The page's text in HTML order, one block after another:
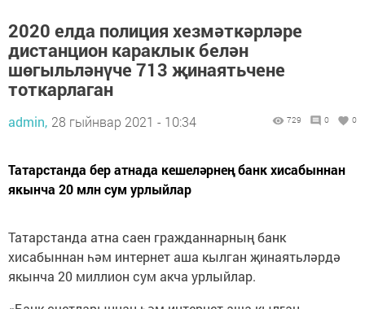
2020 елда полиция хезмәткәрләре
дистанцион караклык белән
шөгыльләнүче 713 җинаятьчене
тоткарлаган
admin, 28 гыйнвар 2021 - 10:34 729 0 0
Татарстанда бер атнада кешеләрнең банк хисабыннан
якынча 20 млн сум урлыйлар
Татарстанда атна саен гражданнарның банк
хисабыннан һәм интернет аша кылган җинаятьләрдә
якынча 20 миллион сум акча урлыйлар.